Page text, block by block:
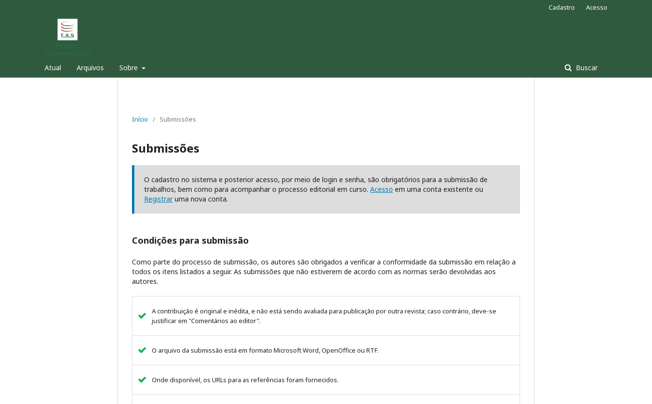
Atual Arquivos Sobre Buscar
Cadastro Acesso
Início / Submissões
Submissões
O cadastro no sistema e posterior acesso, por meio de login e senha, são obrigatórios para a submissão de
trabalhos, bem como para acompanhar o processo editorial em curso. Acesso em uma conta existente ou
Registraruma nova conta.
Condições para submissão
Como parte do processo de submissão, os autores são obrigados a verificar a conformidade da submissão em relação a
todos os itens listados a seguir. As submissões que não estiverem de acordo com as normas serão devolvidas aos
autores.
A contribuição é original e inédita, e não está sendo avaliada para publicação por outra revista; caso contrário, deve-se
justificar em "Comentários ao editor".
O arquivo da submissão está em formato Microsoft Word, OpenOffice ou RTF.
Onde disponível, os URLs para as referências foram fornecidos.